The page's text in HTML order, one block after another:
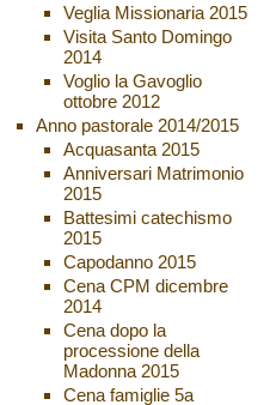
Veglia Missionaria 2015
Visita Santo Domingo
2014
Voglio la Gavoglio
ottobre 2012
Anno pastorale 2014/2015
Acquasanta 2015
Anniversari Matrimonio
2015
Battesimi catechismo
2015
Capodanno 2015
Cena CPM dicembre
2014
Cena dopo la
processione della
Madonna 2015
Cena famiglie 5a